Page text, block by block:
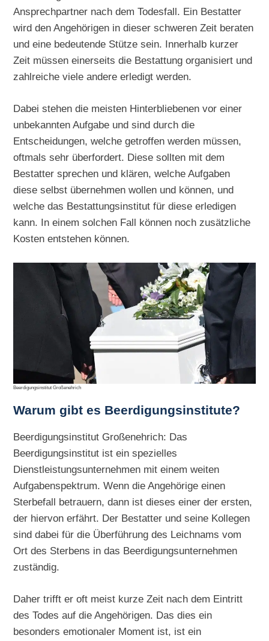
Ansprechpartner nach dem Todesfall. Ein Bestatter
wird den Angehörigen in dieser schweren Zeit beraten
und eine bedeutende Stütze sein. Innerhalb kurzer
Zeit müssen einerseits die Bestattung organisiert und
zahlreiche viele andere erledigt werden.
Dabei stehen die meisten Hinterbliebenen vor einer
unbekannten Aufgabe und sind durch die
Entscheidungen, welche getroffen werden müssen,
oftmals sehr überfordert. Diese sollten mit dem
Bestatter sprechen und klären, welche Aufgaben
diese selbst übernehmen wollen und können, und
welche das Bestattungsinstitut für diese erledigen
kann. In einem solchen Fall können noch zusätzliche
Kosten entstehen können.
Beerdigungsinstitut Großenehrich
Warum gibt es Beerdigungsinstitute?
Beerdigungsinstitut Großenehrich: Das
Beerdigungsinstitut ist ein spezielles
Dienstleistungsunternehmen mit einem weiten
Aufgabenspektrum. Wenn die Angehörige einen
Sterbefall betrauern, dann ist dieses einer der ersten,
der hiervon erfährt. Der Bestatter und seine Kollegen
sind dabei für die Überführung des Leichnams vom
Ort des Sterbens in das Beerdigungsunternehmen
zuständig.
Daher trifft er oft meist kurze Zeit nach dem Eintritt
des Todes auf die Angehörigen. Das dies ein
besonders emotionaler Moment ist, ist ein